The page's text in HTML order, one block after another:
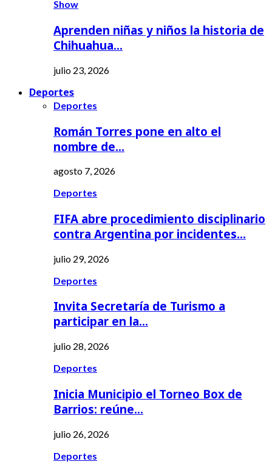
Show
Aprenden niñas y niños la historia de
Chihuahua…
julio 23, 2026
Deportes
Deportes
Román Torres pone en alto el
nombre de…
agosto 7, 2026
Deportes
FIFA abre procedimiento disciplinario
contra Argentina por incidentes…
julio 29, 2026
Deportes
Invita Secretaría de Turismo a
participar en la…
julio 28, 2026
Deportes
Inicia Municipio el Torneo Box de
Barrios: reúne…
julio 26, 2026
Deportes